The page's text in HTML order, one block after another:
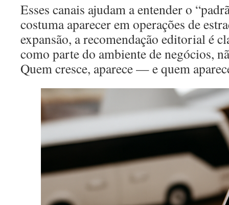
Esses canais ajudam a entender o
costuma aparecer em operações de
expansão, a recomendação editorial é
como parte do ambiente de negócios,
Quem cresce, aparece — e quem